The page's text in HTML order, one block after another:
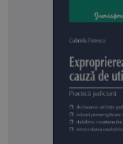
privitoare la
Lucrarea
nulitatii, regimul
reguli care in
Cercetarea
nulitatii actului